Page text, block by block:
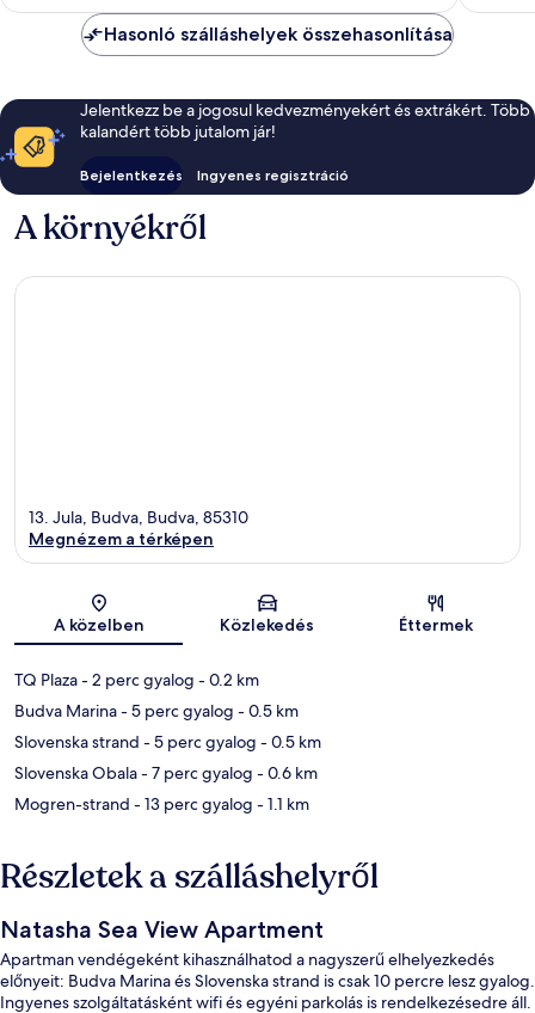
Hasonló szálláshelyek összehasonlítása
Jelentkezz be a jogosul kedvezményekért és extrákért. Több
kalandért több jutalom jár!
Bejelentkezés Ingyenes regisztráció
A környékről
Térkép
13. Jula, Budva, Budva, 85310
Megnézem a térképen
A közelben Közlekedés Éttermek
TQ Plaza- 2 perc gyalog - 0.2 km
Budva Marina- 5 perc gyalog - 0.5 km
Slovenska strand - 5 perc gyalog - 0.5 km
Slovenska Obala- 7 perc gyalog - 0.6 km
Mogren-strand - 13 perc gyalog - 1.1 km
Részletek a szálláshelyről
Natasha Sea View Apartment
Apartman vendégeként kihasználhatod a nagyszerű elhelyezkedés
előnyeit: Budva Marina és Slovenska strand is csak 10 percre lesz gyalog.
Ingyenes szolgáltatásként wifi és egyéni parkolás is rendelkezésedre áll.